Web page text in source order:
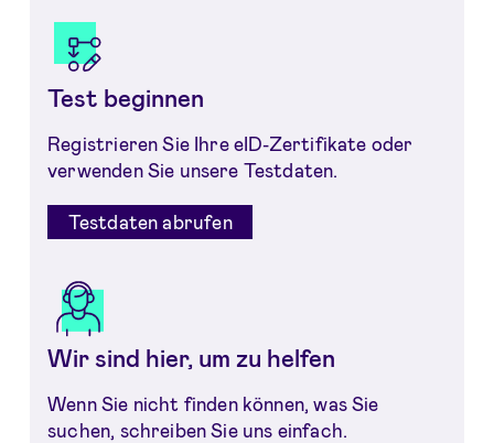
Test beginnen
Registrieren Sie Ihre eID-Zertifikate oder
verwenden Sie unsere Testdaten.
Testdaten abrufen
Wir sind hier, um zu helfen
Wenn Sie nicht finden können, was Sie
suchen, schreiben Sie uns einfach.